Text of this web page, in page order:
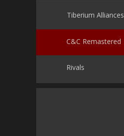
Tiberium Alliances
C&C Remastered
Rivals